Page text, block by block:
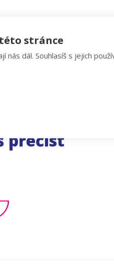
přečíst
stránce
nás dál. Souhlasíš s jejich